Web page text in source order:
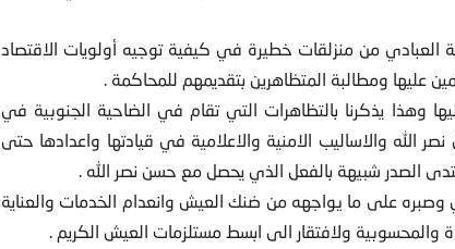
العبادي من منزلقات خطيرة في كيفية توجيه أولويات الاقتصاد
عليها ومطالبة المتظاهرين بتقديمهم للمحاكمة .
وهذا يذكرنا بالتظاهرات التي تقام في الضاحية الجنوبية في
الله والاساليب الامنية والاعلامية في قيادتها واعدادها حتى
شبيهة بالفعل الذي يحصل مع حسن نصر الله .
وصبره على ما يواجهه من ضنك العيش وانعدام الخدمات والعناية
والمحسوبية ولافتقار الى ابسط مستلزمات العيش الكريم .